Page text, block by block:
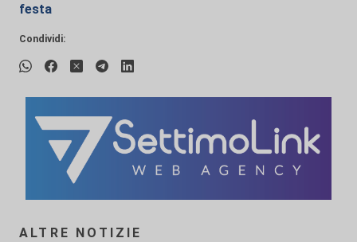
festa
Condividi:
ALTRE NOTIZIE